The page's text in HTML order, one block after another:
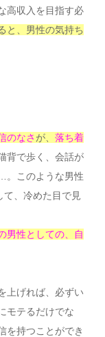
高収入を目指す必
と、男性の気持ち
のなさ が、 落ち着
背で歩く、会話が
。このような男性
て、冷めた目で見
男性としての、自
上げれば、必ずい
モテるだけでな
を持つことができ